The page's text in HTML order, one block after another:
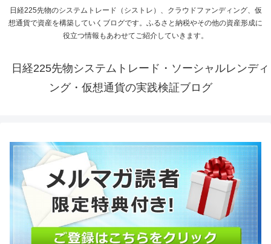
日経225先物のシステムトレード（シストレ）、クラウドファンディング、仮
想通貨で資産を構築していくブログです。ふるさと納税やその他の資産形成に
役立つ情報もあわせてご紹介していきます。
日経225先物システムトレード・ソーシャルレンディ
ング・仮想通貨の実践検証ブログ